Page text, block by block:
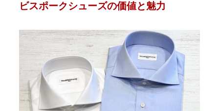
ビスポークシューズの価値と魅力